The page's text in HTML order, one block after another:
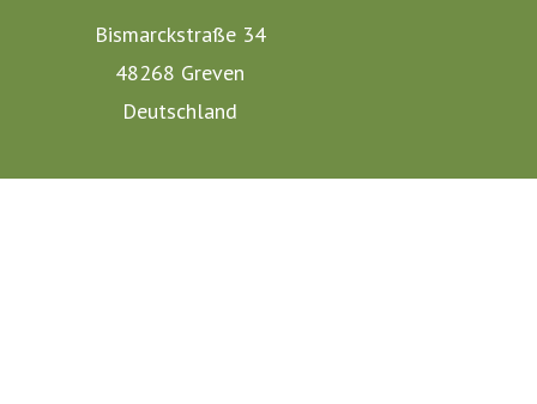
Bismarckstraße 34
48268 Greven
Deutschland